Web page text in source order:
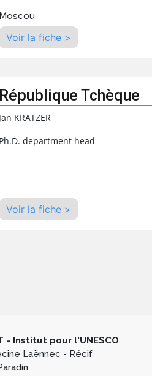
Moscou
Voir la fiche >
République Tchèque
Jan KRATZER
Ph.D. department head
Voir la fiche >
- Institut pour l'UNESCO
Laënnec - Récif